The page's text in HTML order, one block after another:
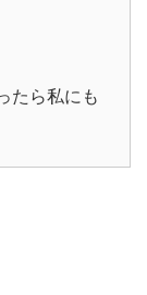
たら私にも